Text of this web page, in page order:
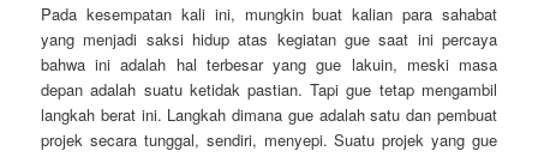
Pada kesempatan kali ini, mungkin buat kalian para sahabat
yang menjadi saksi hidup atas kegiatan gue saat ini percaya
bahwa ini adalah hal terbesar yang gue lakuin, meski masa
depan adalah suatu ketidak pastian. Tapi gue tetap mengambil
langkah berat ini. Langkah dimana gue adalah satu dan pembuat
projek secara tunggal, sendiri, menyepi. Suatu projek yang gue